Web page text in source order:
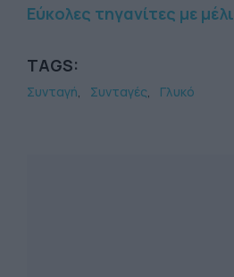
Εύκολες τηγανίτες με μέλι
TAGS:
Συνταγή Συνταγές Γλυκό